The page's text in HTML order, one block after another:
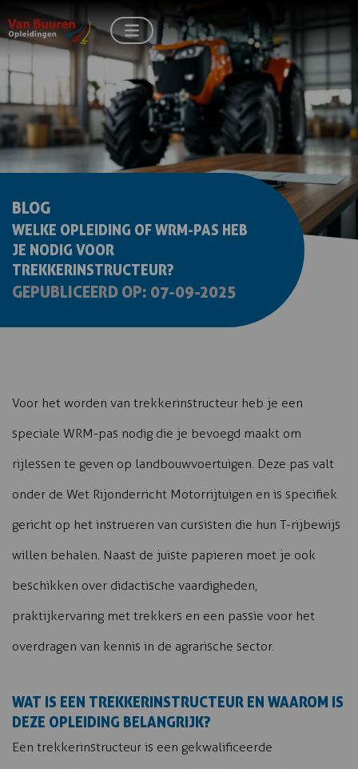
BLOG
WELKE OPLEIDING OF WRM-PAS HEB
JE NODIG VOOR
TREKKERINSTRUCTEUR?
GEPUBLICEERD OP: 07-09-2025
Voor het worden van trekkerinstructeur heb je een
speciale WRM-pas nodig die je bevoegd maakt om
rijlessen te geven op landbouwvoertuigen. Deze pas valt
onder de Wet Rijonderricht Motorrijtuigen en is specifiek
gericht op het instrueren van cursisten die hun T-rijbewijs
willen behalen. Naast de juiste papieren moet je ook
beschikken over didactische vaardigheden,
praktijkervaring met trekkers en een passie voor het
overdragen van kennis in de agrarische sector.
WAT IS EEN TREKKERINSTRUCTEUR EN WAAROM IS
DEZE OPLEIDING BELANGRIJK?
Een trekkerinstructeur is een gekwalificeerde